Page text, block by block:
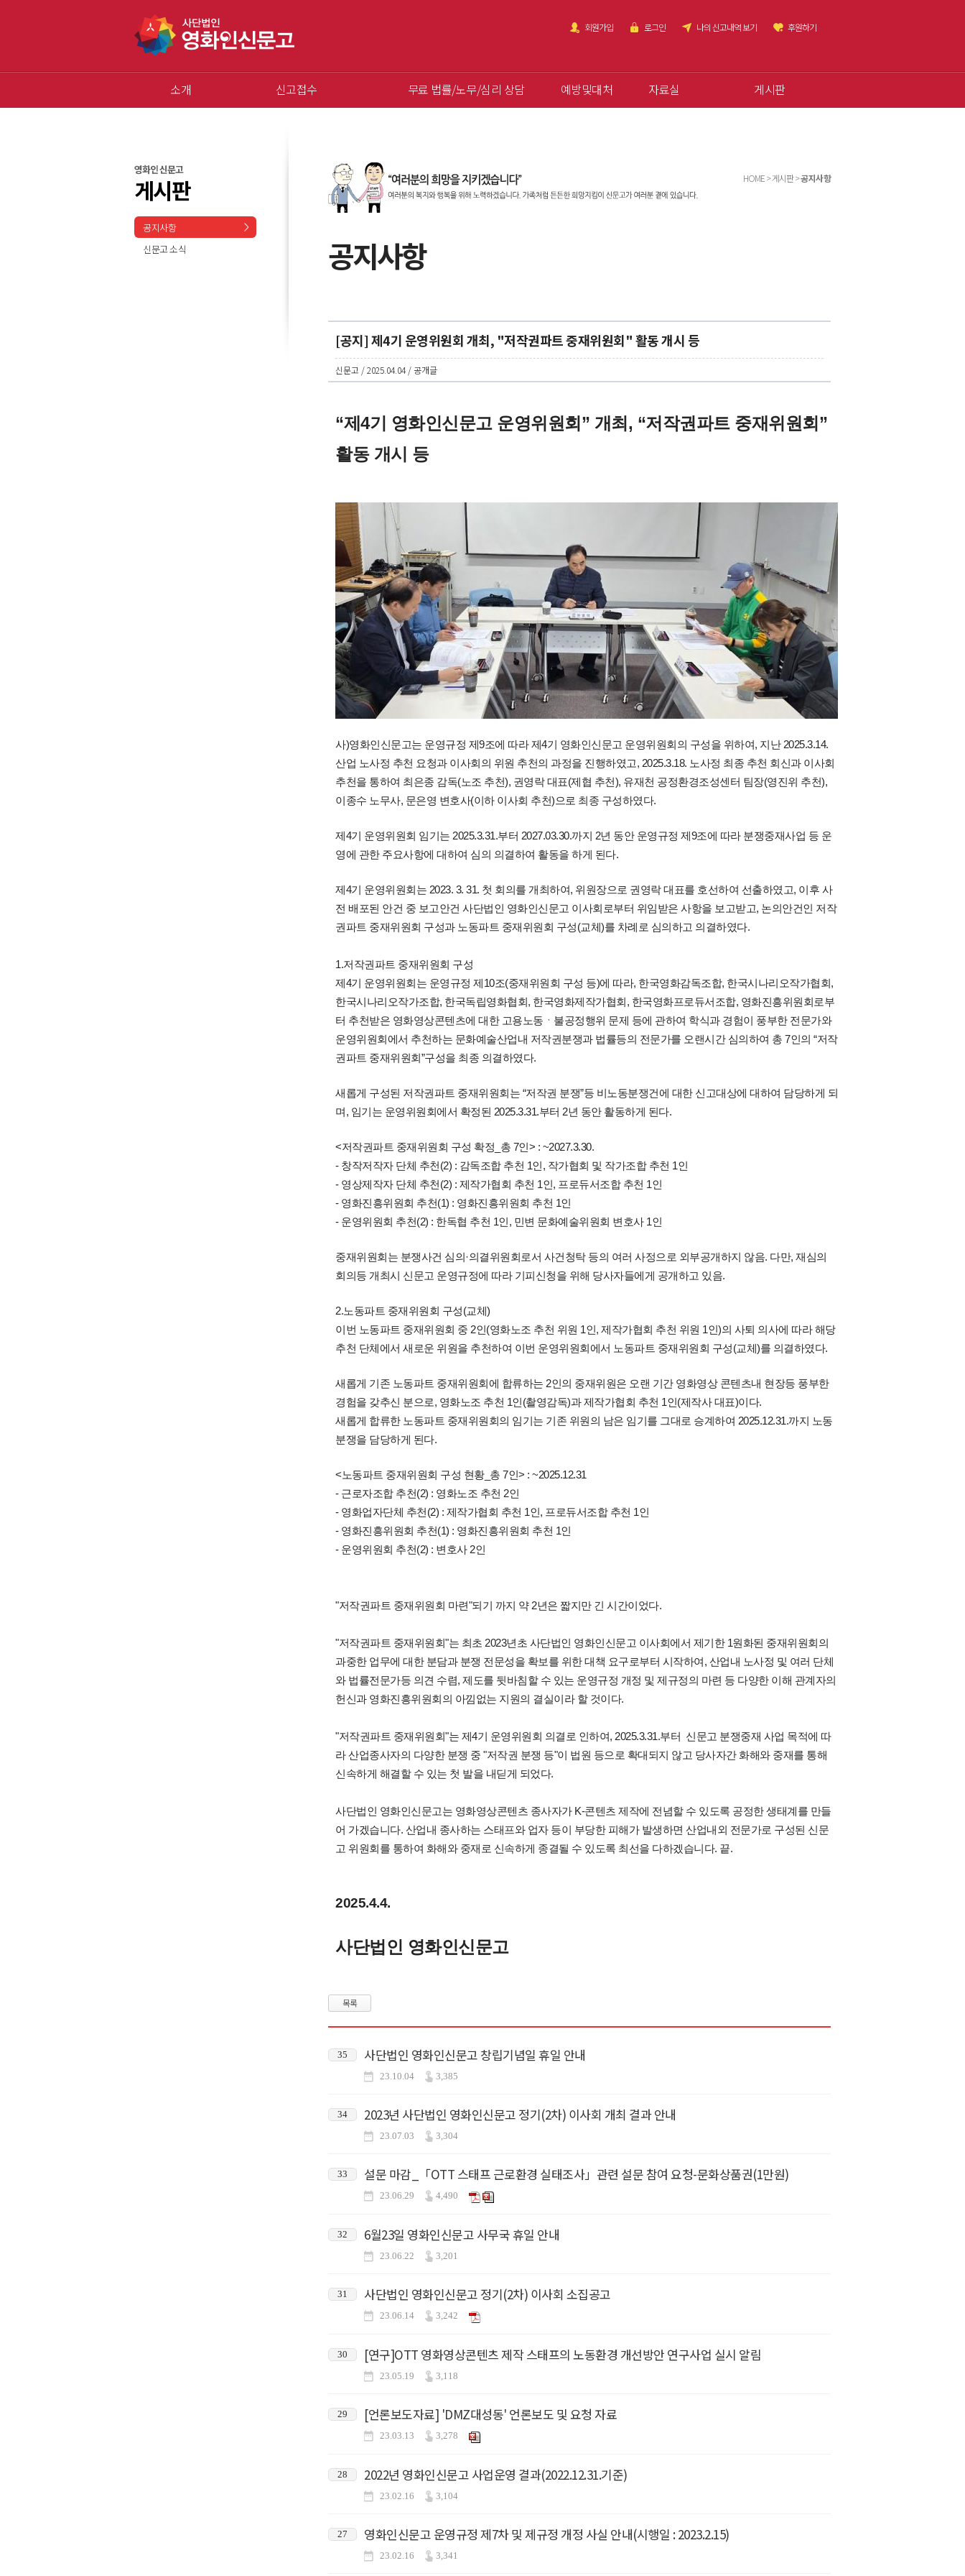
회원가입 로그인 나의 신고내역 보기 후원하기
소개 신고접수 무료 법률/노무/심리 상담 예방및대처 자료실 게시판
영화인 신문고
게시판
공지사항
신문고 소식
HOME > 게시판 >공지사항
공지사항
[공지] 제4기 운영위원회 개최, "저작권파트 중재위원회" 활동 개시 등
신문고 / 2025.04.04 / 공개글
“제4기 영화인신문고 운영위원회” 개최, “저작권파트 중재위원회”
활동 개시 등
사)영화인신문고는 운영규정 제9조에 따라 제4기 영화인신문고 운영위원회의 구성을 위하여, 지난 2025.3.14.
산업 노사정 추천 요청과 이사회의 위원 추천의 과정을 진행하였고, 2025.3.18. 노사정 최종 추천 회신과 이사회
추천을 통하여 최은종 감독(노조 추천), 권영락 대표(제협 추천), 유재천 공정환경조성센터 팀장(영진위 추천),
이종수 노무사, 문은영 변호사(이하 이사회 추천)으로 최종 구성하였다.
제4기 운영위원회 임기는 2025.3.31.부터 2027.03.30.까지 2년 동안 운영규정 제9조에 따라 분쟁중재사업 등 운
영에 관한 주요사항에 대하여 심의 의결하여 활동을 하게 된다.
제4기 운영위원회는 2023. 3. 31. 첫 회의를 개최하여, 위원장으로 권영락 대표를 호선하여 선출하였고, 이후 사
전 배포된 안건 중 보고안건 사단법인 영화인신문고 이사회로부터 위임받은 사항을 보고받고, 논의안건인 저작
권파트 중재위원회 구성과 노동파트 중재위원회 구성(교체)를 차례로 심의하고 의결하였다.
1.저작권파트 중재위원회 구성
제4기 운영위원회는 운영규정 제10조(중재위원회 구성 등)에 따라, 한국영화감독조합, 한국시나리오작가협회,
한국시나리오작가조합, 한국독립영화협회, 한국영화제작가협회, 한국영화프로듀서조합, 영화진흥위원회로부
터 추천받은 영화영상콘텐츠에 대한 고용노동ㆍ불공정행위 문제 등에 관하여 학식과 경험이 풍부한 전문가와
운영위원회에서 추천하는 문화예술산업내 저작권분쟁과 법률등의 전문가를 오랜시간 심의하여 총 7인의 “저작
권파트 중재위원회”구성을 최종 의결하였다.
새롭게 구성된 저작권파트 중재위원회는 “저작권 분쟁”등 비노동분쟁건에 대한 신고대상에 대하여 담당하게 되
며, 임기는 운영위원회에서 확정된 2025.3.31.부터 2년 동안 활동하게 된다.
<저작권파트 중재위원회 구성 확정_총 7인> : ~2027.3.30.
- 창작저작자 단체 추천(2) : 감독조합 추천 1인, 작가협회 및 작가조합 추천 1인
- 영상제작자 단체 추천(2) : 제작가협회 추천 1인, 프로듀서조합 추천 1인
- 영화진흥위원회 추천(1) : 영화진흥위원회 추천 1인
- 운영위원회 추천(2) : 한독협 추천 1인, 민변 문화예술위원회 변호사 1인
중재위원회는 분쟁사건 심의·의결위원회로서 사건청탁 등의 여러 사정으로 외부공개하지 않음. 다만, 재심의
회의등 개최시 신문고 운영규정에 따라 기피신청을 위해 당사자들에게 공개하고 있음.
2.노동파트 중재위원회 구성(교체)
이번 노동파트 중재위원회 중 2인(영화노조 추천 위원 1인, 제작가협회 추천 위원 1인)의 사퇴 의사에 따라 해당
추천 단체에서 새로운 위원을 추천하여 이번 운영위원회에서 노동파트 중재위원회 구성(교체)를 의결하였다.
새롭게 기존 노동파트 중재위원회에 합류하는 2인의 중재위원은 오랜 기간 영화영상 콘텐츠내 현장등 풍부한
경험을 갖추신 분으로, 영화노조 추천 1인(촬영감독)과 제작가협회 추천 1인(제작사 대표)이다.
새롭게 합류한 노동파트 중재위원회의 임기는 기존 위원의 남은 임기를 그대로 승계하여 2025.12.31.까지 노동
분쟁을 담당하게 된다.
<노동파트 중재위원회 구성 현황_총 7인> : ~2025.12.31
- 근로자조합 추천(2) : 영화노조 추천 2인
- 영화업자단체 추천(2) : 제작가협회 추천 1인, 프로듀서조합 추천 1인
- 영화진흥위원회 추천(1) : 영화진흥위원회 추천 1인
- 운영위원회 추천(2) : 변호사 2인
"저작권파트 중재위원회 마련"되기 까지 약 2년은 짧지만 긴 시간이었다.
"저작권파트 중재위원회"는 최초 2023년초 사단법인 영화인신문고 이사회에서 제기한 1원화된 중재위원회의
과중한 업무에 대한 분담과 분쟁 전문성을 확보를 위한 대책 요구로부터 시작하여, 산업내 노사정 및 여러 단체
와 법률전문가등 의견 수렴, 제도를 뒷바침할 수 있는 운영규정 개정 및 제규정의 마련 등 다양한 이해 관계자의
헌신과 영화진흥위원회의 아낌없는 지원의 결실이라 할 것이다.
"저작권파트 중재위원회"는 제4기 운영위원회 의결로 인하여, 2025.3.31.부터 신문고 분쟁중재 사업 목적에 따
라 산업종사자의 다양한 분쟁 중 "저작권 분쟁 등"이 법원 등으로 확대되지 않고 당사자간 화해와 중재를 통해
신속하게 해결할 수 있는 첫 발을 내딛게 되었다.
사단법인 영화인신문고는 영화영상콘텐츠 종사자가 K-콘텐츠 제작에 전념할 수 있도록 공정한 생태계를 만들
어 가겠습니다. 산업내 종사하는 스태프와 업자 등이 부당한 피해가 발생하면 산업내외 전문가로 구성된 신문
고 위원회를 통하여 화해와 중재로 신속하게 종결될 수 있도록 최선을 다하겠습니다. 끝.
2025.4.4.
사단법인 영화인신문고
목록
35 사단법인 영화인신문고 창립기념일 휴일 안내
23.10.04 3,385
34 2023년 사단법인 영화인신문고 정기(2차) 이사회 개최 결과 안내
23.07.03 3,304
33 설문 마감_「OTT 스태프 근로환경 실태조사」관련 설문 참여 요청-문화상품권(1만원)
23.06.29 4,490
32 6월23일 영화인신문고 사무국 휴일 안내
23.06.22 3,201
31 사단법인 영화인신문고 정기(2차) 이사회 소집공고
23.06.14 3,242
30 [연구]OTT 영화영상콘텐츠 제작 스태프의 노동환경 개선방안 연구사업 실시 알림
23.05.19 3,118
29 [언론보도자료] 'DMZ대성동' 언론보도 및 요청 자료
23.03.13 3,278
28 2022년 영화인신문고 사업운영 결과(2022.12.31.기준)
23.02.16 3,104
27 영화인신문고 운영규정 제7차 및 제규정 개정 사실 안내(시행일 : 2023.2.15)
23.02.16 3,341